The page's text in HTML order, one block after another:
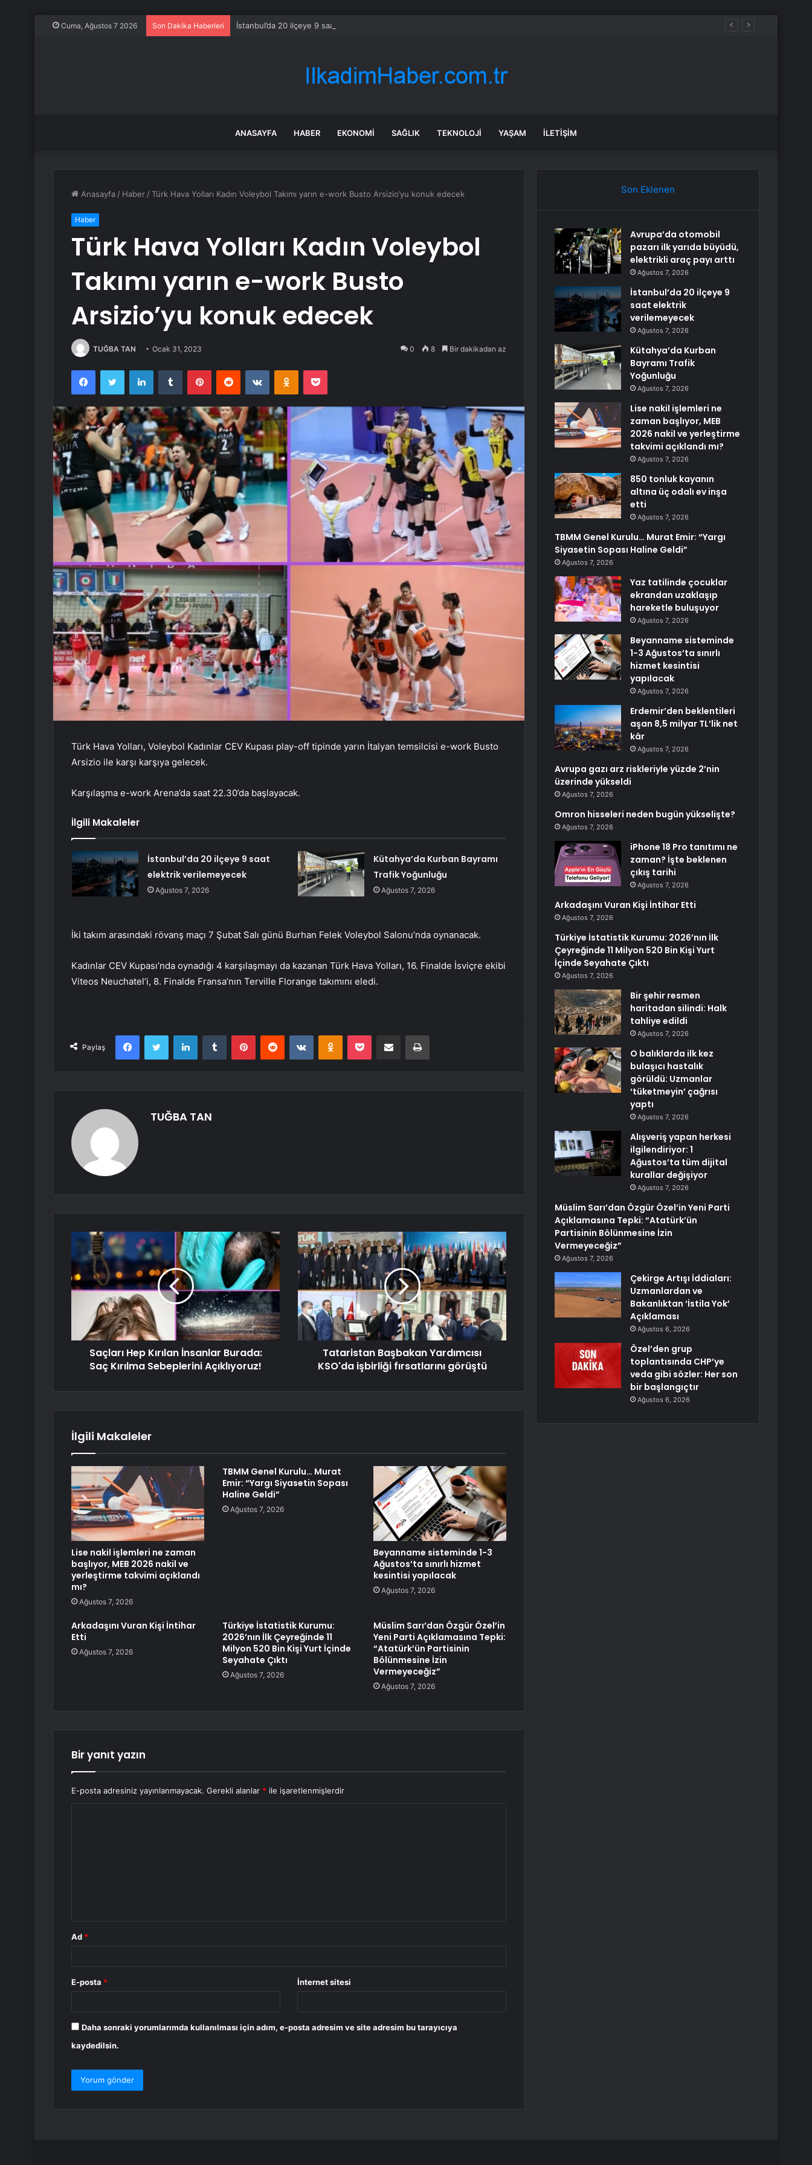
Cuma, Ağustos 7 2026 Son Dakika Haberleri İstanbul’da 20 ilçeye 9 saat elektrik verilemeyecek
ANASAYFA HABER EKONOMI SAĞLIK TEKNOLOJI YAŞAM İLETIŞIM
Anasayfa / Haber /Türk Hava Yolları Kadın Voleybol Takımı yarın e-work Busto Arsizio’yu konuk edecek
Haber
Türk Hava Yolları Kadın Voleybol
Takımı yarın e-work Busto
Arsizio’yu konuk edecek
TUĞBA TAN Ocak 31, 2023 0 8 Bir dakikadan az
FacebookTwitter LinkedInTumblr PinterestReddit VKontakteOdnoklassniki
Pocket
Türk Hava Yolları, Voleybol Kadınlar CEV Kupası play-off tipinde yarın İtalyan temsilcisi e-work Busto
Arsizio ile karşı karşıya gelecek.
Karşılaşma e-work Arena’da saat 22.30’da başlayacak.
İlgili Makaleler
İstanbul’da 20 ilçeye 9 saat
elektrik verilemeyecek
Ağustos 7, 2026
Kütahya’da Kurban Bayramı
Trafik Yoğunluğu
Ağustos 7, 2026
İki takım arasındaki rövanş maçı 7 Şubat Salı günü Burhan Felek Voleybol Salonu’nda oynanacak.
Kadınlar CEV Kupası’nda oynadığı 4 karşılaşmayı da kazanan Türk Hava Yolları, 16. Finalde İsviçre ekibi
Viteos Neuchatel’i, 8. Finalde Fransa’nın Terville Florange takımını eledi.
Paylaş
FacebookTwitter LinkedInTumblr PinterestReddit VKontakteOdnoklassniki
Pocket E-Posta ile paylaş Yazdır
TUĞBA TAN
Saçları Hep Kırılan İnsanlar Burada:
Saç Kırılma Sebeplerini Açıklıyoruz!
Tataristan Başbakan Yardımcısı
KSO'da işbirliği fırsatlarını görüştü
İlgili Makaleler
Lise nakil işlemleri ne zaman
başlıyor, MEB 2026 nakil ve
yerleştirme takvimi açıklandı
mı?
Ağustos 7, 2026
TBMM Genel Kurulu… Murat
Emir: “Yargı Siyasetin Sopası
Haline Geldi”
Ağustos 7, 2026
Beyanname sisteminde 1-3
Ağustos’ta sınırlı hizmet
kesintisi yapılacak
Ağustos 7, 2026
Arkadaşını Vuran Kişi İntihar
Etti
Ağustos 7, 2026
Türkiye İstatistik Kurumu:
2026’nın İlk Çeyreğinde 11
Milyon 520 Bin Kişi Yurt İçinde
Seyahate Çıktı
Ağustos 7, 2026
Müslim Sarı’dan Özgür Özel’in
Yeni Parti Açıklamasına Tepki:
“Atatürk’ün Partisinin
Bölünmesine İzin
Vermeyeceğiz”
Ağustos 7, 2026
Bir yanıt yazın
E-posta adresiniz yayınlanmayacak. Gerekli alanlar * ile işaretlenmişlerdir
Ad *
E-posta * İnternet sitesi
Daha sonraki yorumlarımda kullanılması için adım, e-posta adresim ve site adresim bu tarayıcıya
kaydedilsin.
Son Eklenen
Avrupa’da otomobil
pazarı ilk yarıda büyüdü,
elektrikli araç payı arttı
Ağustos 7, 2026
İstanbul’da 20 ilçeye 9
saat elektrik
verilemeyecek
Ağustos 7, 2026
Kütahya’da Kurban
Bayramı Trafik
Yoğunluğu
Ağustos 7, 2026
Lise nakil işlemleri ne
zaman başlıyor, MEB
2026 nakil ve yerleştirme
takvimi açıklandı mı?
Ağustos 7, 2026
850 tonluk kayanın
altına üç odalı ev inşa
etti
Ağustos 7, 2026
TBMM Genel Kurulu… Murat Emir: “Yargı
Siyasetin Sopası Haline Geldi”
Ağustos 7, 2026
Yaz tatilinde çocuklar
ekrandan uzaklaşıp
hareketle buluşuyor
Ağustos 7, 2026
Beyanname sisteminde
1-3 Ağustos’ta sınırlı
hizmet kesintisi
yapılacak
Ağustos 7, 2026
Erdemir’den beklentileri
aşan 8,5 milyar TL’lik net
kâr
Ağustos 7, 2026
Avrupa gazı arz riskleriyle yüzde 2’nin
üzerinde yükseldi
Ağustos 7, 2026
Omron hisseleri neden bugün yükselişte?
Ağustos 7, 2026
iPhone 18 Pro tanıtımı ne
zaman? İşte beklenen
çıkış tarihi
Ağustos 7, 2026
Arkadaşını Vuran Kişi İntihar Etti
Ağustos 7, 2026
Türkiye İstatistik Kurumu: 2026’nın İlk
Çeyreğinde 11 Milyon 520 Bin Kişi Yurt
İçinde Seyahate Çıktı
Ağustos 7, 2026
Bir şehir resmen
haritadan silindi: Halk
tahliye edildi
Ağustos 7, 2026
O balıklarda ilk kez
bulaşıcı hastalık
görüldü: Uzmanlar
‘tüketmeyin’ çağrısı
yaptı
Ağustos 7, 2026
Alışveriş yapan herkesi
ilgilendiriyor: 1
Ağustos’ta tüm dijital
kurallar değişiyor
Ağustos 7, 2026
Müslim Sarı’dan Özgür Özel’in Yeni Parti
Açıklamasına Tepki: “Atatürk’ün
Partisinin Bölünmesine İzin
Vermeyeceğiz”
Ağustos 7, 2026
Çekirge Artışı İddiaları:
Uzmanlardan ve
Bakanlıktan ‘İstila Yok’
Açıklaması
Ağustos 6, 2026
Özel’den grup
toplantısında CHP’ye
veda gibi sözler: Her son
bir başlangıçtır
Ağustos 6, 2026